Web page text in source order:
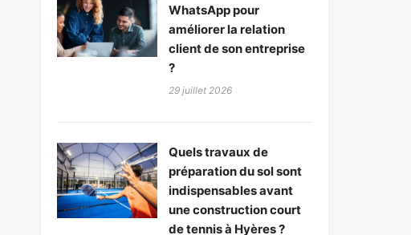
WhatsApp pour
améliorer la relation
client de son entreprise
?
29 juillet 2026
Quels travaux de
préparation du sol sont
indispensables avant
une construction court
de tennis à Hyères ?